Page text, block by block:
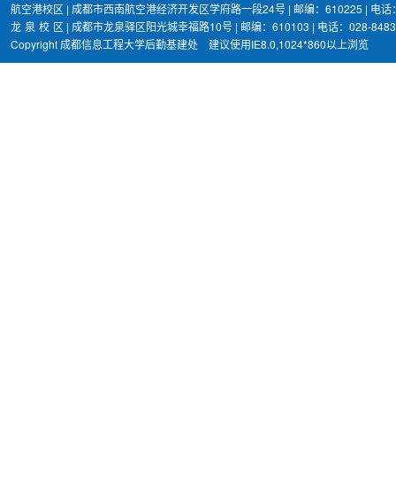
航空港校区 | 成都市西南航空港经济开发区学府路一段24号 | 邮编：610225 | 电
龙 泉 校 区 | 成都市龙泉驿区阳光城幸福路10号 | 邮编：610103 | 电话：028-
Copyright 成都信息工程大学后勤基建处 建议使用IE8.0,1024*860以上浏览